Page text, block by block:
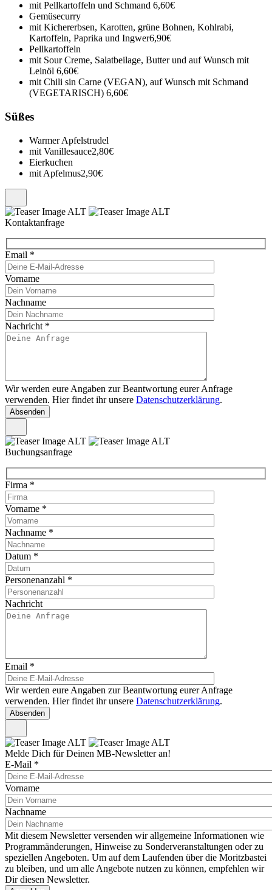
mit Pellkartoffeln und Schmand 6,60€
Gemüsecurry
mit Kichererbsen, Karotten, grüne Bohnen, Kohlrabi,
Kartoffeln, Paprika und Ingwer6,90€
Pellkartoffeln
mit Sour Creme, Salatbeilage, Butter und auf Wunsch mit
Leinöl 6,60€
mit Chili sin Carne (VEGAN), auf Wunsch mit Schmand
(VEGETARISCH) 6,60€
Süßes
Warmer Apfelstrudel
mit Vanillesauce2,80€
Eierkuchen
mit Apfelmus2,90€
Kontaktanfrage
Email *
Vorname
Nachname
Nachricht *
Wir werden eure Angaben zur Beantwortung eurer Anfrage
verwenden. Hier findet ihr unsere Datenschutzerklärung.
Buchungsanfrage
Firma *
Vorname *
Nachname *
Datum *
Personenanzahl *
Nachricht
Email *
Wir werden eure Angaben zur Beantwortung eurer Anfrage
verwenden. Hier findet ihr unsere Datenschutzerklärung.
Melde Dich für Deinen MB-Newsletter an!
E-Mail *
Vorname
Nachname
Mit diesem Newsletter versenden wir allgemeine Informationen wie
Programmänderungen, Hinweise zu Sonderveranstaltungen oder zu
speziellen Angeboten. Um auf dem Laufenden über die Moritzbastei
zu bleiben, und um alle Angebote nutzen zu können, empfehlen wir
Dir diesen Newsletter.